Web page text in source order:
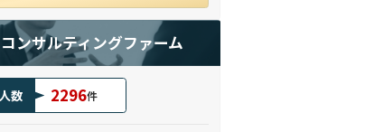
コンサルティングファーム
数 2296件